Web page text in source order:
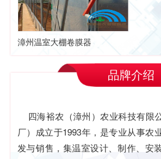
漳州温室大棚卷膜器
品牌介绍
四海裕农（漳州）农业科技有限
厂）成立于1993年，是专业从事农
发与销售，集温室设计、制作、安